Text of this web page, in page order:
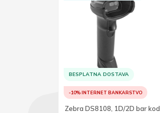
BESPLATNA DOSTAVA
-10% INTERNET BANKARSTVO
Zebra DS8108, 1D/2D bar kod